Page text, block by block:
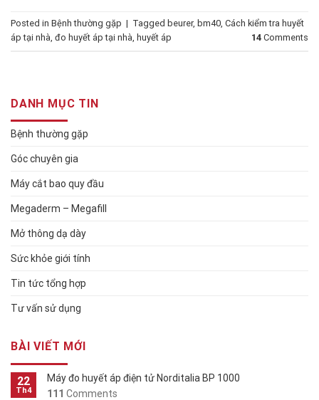
Posted in Bệnh thường gặp | Tagged beurer, bm40, Cách kiểm tra huyết
áp tại nhà, đo huyết áp tại nhà, huyết áp 14 Comments
DANH MỤC TIN
Bệnh thường gặp
Góc chuyên gia
Máy cắt bao quy đầu
Megaderm – Megafill
Mở thông dạ dày
Sức khỏe giới tính
Tin tức tổng hợp
Tư vấn sử dụng
BÀI VIẾT MỚI
22
Th4
Máy đo huyết áp điện tử Norditalia BP 1000
111 Comments